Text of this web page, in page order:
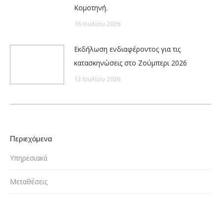
Κομοτηνή.
16 Ιουλίου 2026
Εκδήλωση ενδιαφέροντος για τις
κατασκηνώσεις στο Ζούμπερι 2026
13 Ιουλίου 2026
Περιεχόμενα
Υπηρεσιακά
Μεταθέσεις